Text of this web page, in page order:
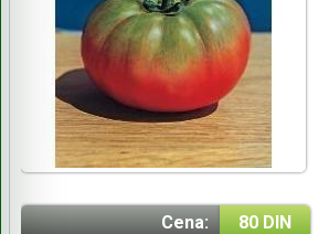
Cena:
80 DIN